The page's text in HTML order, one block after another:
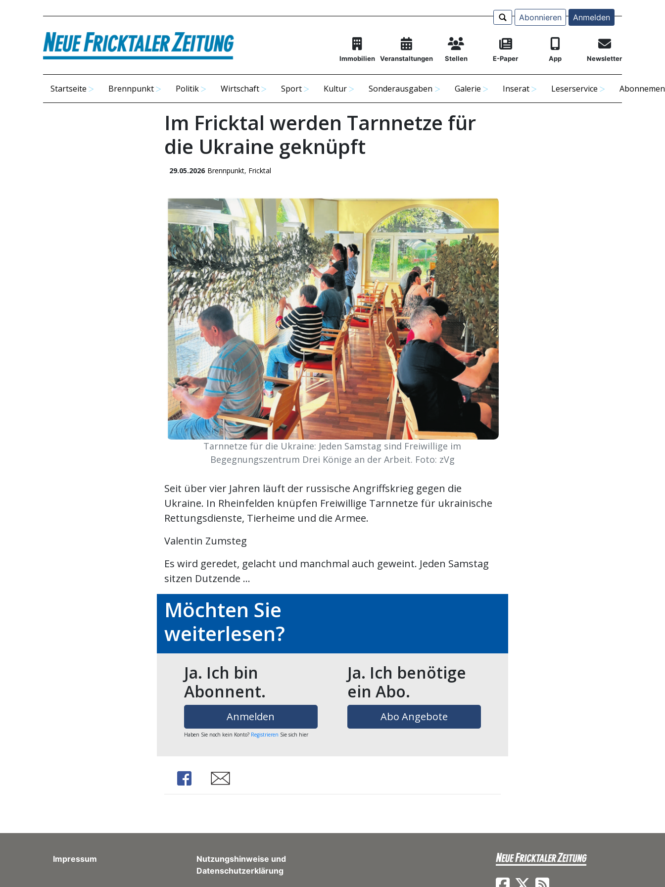
Abonnieren Anmelden
Immobilien Veranstaltungen Stellen E-Paper App Newsletter
Startseite Brennpunkt Politik Wirtschaft Sport Kultur Sonderausgaben Galerie Inserat Leserservice
Im Fricktal werden Tarnnetze für
die Ukraine geknüpft
29.05.2026 Brennpunkt, Fricktal
Tarnnetze für die Ukraine: Jeden Samstag sind Freiwillige im
Begegnungszentrum Drei Könige an der Arbeit. Foto: zVg
Seit über vier Jahren läuft der russische Angriffskrieg gegen die
Ukraine. In Rheinfelden knüpfen Freiwillige Tarnnetze für ukrainische
Rettungsdienste, Tierheime und die Armee.
Valentin Zumsteg
Es wird geredet, gelacht und manchmal auch geweint. Jeden Samstag
sitzen Dutzende ...
Möchten Sie
weiterlesen?
Ja. Ich bin
Abonnent.
Anmelden
Haben Sie noch kein Konto?Registrieren Sie sich hier
Ja. Ich benötige
ein Abo.
Abo Angebote
Share Share
Impressum
Nutzungshinweise und
Datenschutzerklärung